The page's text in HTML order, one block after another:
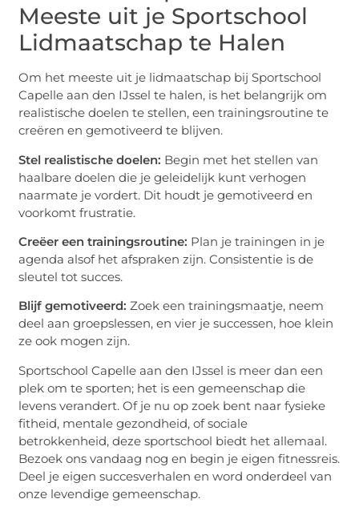
Meeste uit je Sportschool
Lidmaatschap te Halen
Om het meeste uit je lidmaatschap bij Sportschool
Capelle aan den IJssel te halen, is het belangrijk om
realistische doelen te stellen, een trainingsroutine te
creëren en gemotiveerd te blijven.
Stel realistische doelen: Begin met het stellen van
haalbare doelen die je geleidelijk kunt verhogen
naarmate je vordert. Dit houdt je gemotiveerd en
voorkomt frustratie.
Creëer een trainingsroutine: Plan je trainingen in je
agenda alsof het afspraken zijn. Consistentie is de
sleutel tot succes.
Blijf gemotiveerd: Zoek een trainingsmaatje, neem
deel aan groepslessen, en vier je successen, hoe klein
ze ook mogen zijn.
Sportschool Capelle aan den IJssel is meer dan een
plek om te sporten; het is een gemeenschap die
levens verandert. Of je nu op zoek bent naar fysieke
fitheid, mentale gezondheid, of sociale
betrokkenheid, deze sportschool biedt het allemaal.
Bezoek ons vandaag nog en begin je eigen fitnessreis.
Deel je eigen succesverhalen en word onderdeel van
onze levendige gemeenschap.